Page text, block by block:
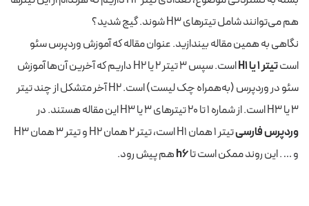
هم می‌توانند شامل تیترهای H3 شوند. گیج شدید؟
نگاهی به همین مقاله بیندازید. عنوان مقاله که آموزش وردپرس سئو
استتیتر ۱ یا H1
است. سپس ۳ تیتر ۲ یا H2 داریم که آخرین آن‌ها آموزش
سئو در وردپرس (به‌همراه چک ‌لیست) است. H2 آخر متشکل از چند تیتر
۳ یا H3 است. از شماره ۱ تا ۲۰ تیترهای ۳ یا H3 این مقاله هستند. در
وردپرس فارسی
تیتر ۱ همان H1 است، تیتر ۲ همان H2 و تیتر ۳ همان H3
و … . این روند ممکن است تاh6هم پیش رود.